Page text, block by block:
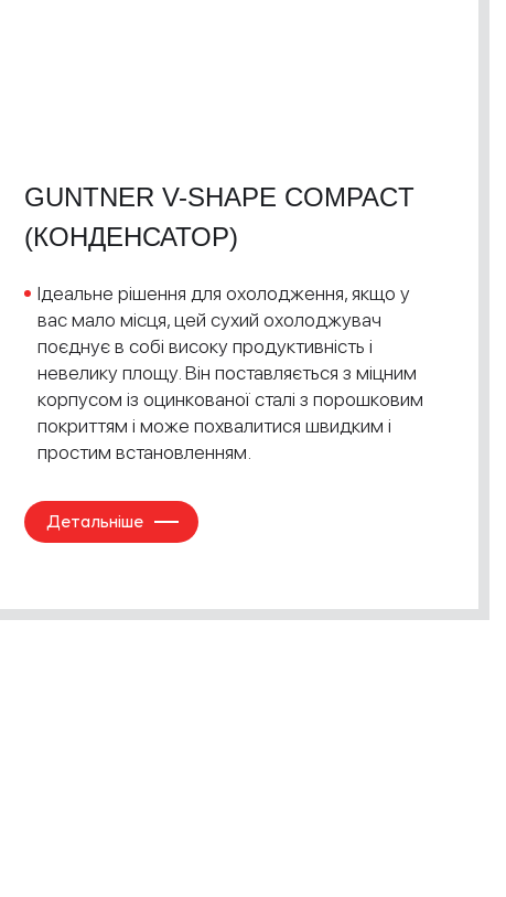
GUNTNER V-SHAPE COMPACT
(КОНДЕНСАТОР)
Ідеальне рішення для охолодження, якщо у
вас мало місця, цей сухий охолоджувач
поєднує в собі високу продуктивність і
невелику площу. Він поставляється з міцним
корпусом із оцинкованої сталі з порошковим
покриттям і може похвалитися швидким і
простим встановленням.
Детальніше